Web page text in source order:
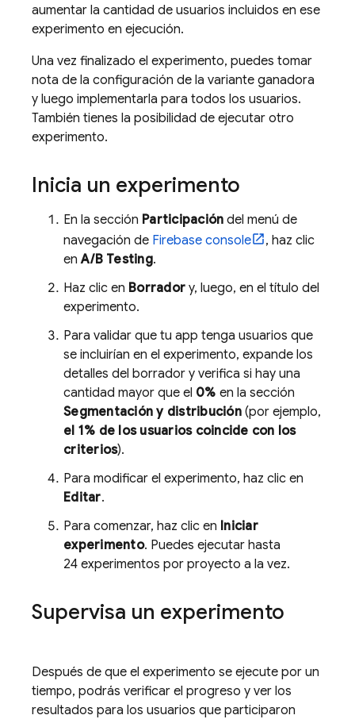
aumentar la cantidad de usuarios incluidos en ese
experimento en ejecución.
Una vez finalizado el experimento, puedes tomar
nota de la configuración de la variante ganadora
y luego implementarla para todos los usuarios.
También tienes la posibilidad de ejecutar otro
experimento.
Inicia un experimento
En la sección Participación del menú de
navegación de Firebase console
, haz clic
enA/B Testing.
Haz clic en Borrador y, luego, en el título del
experimento.
Para validar que tu app tenga usuarios que
se incluirían en el experimento, expande los
detalles del borrador y verifica si hay una
cantidad mayor que el 0% en la sección
Segmentación y distribución(por ejemplo,
el 1% de los usuarios coincide con los
criterios).
Para modificar el experimento, haz clic en
Editar.
Para comenzar, haz clic en Iniciar
experimento. Puedes ejecutar hasta
24 experimentos por proyecto a la vez.
Supervisa un experimento
Después de que el experimento se ejecute por un
tiempo, podrás verificar el progreso y ver los
resultados para los usuarios que participaron